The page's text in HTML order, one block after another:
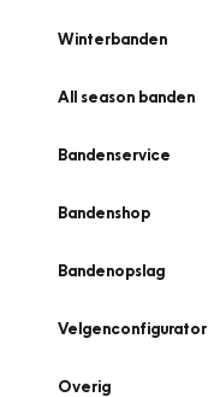
Winterbanden
All season banden
Bandenservice
Bandenshop
Bandenopslag
Velgenconfigurator
Overig